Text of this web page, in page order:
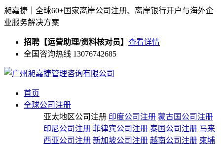
昶嘉捷｜全球60+国家离岸公司注册、离岸银行开户与海外企
业服务解决方案
招聘【运营助理/资料核对员】 查看详情
全国咨询热线 13076742685
首页
全球公司注册
亚太地区公司注册 印度公司注册 蒙古国公司注册
印尼公司注册 菲律宾公司注册 泰国公司注册 马来
西亚公司注册 新加坡公司注册 越南公司注册 柬埔